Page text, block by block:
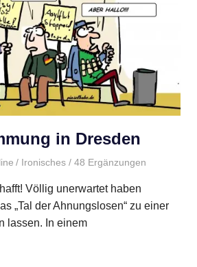
in Dresden
Ironisches/ 48 Ergänzungen
Völlig unerwartet haben
„Tal der Ahnungslosen“ zu einer
lassen. In einem